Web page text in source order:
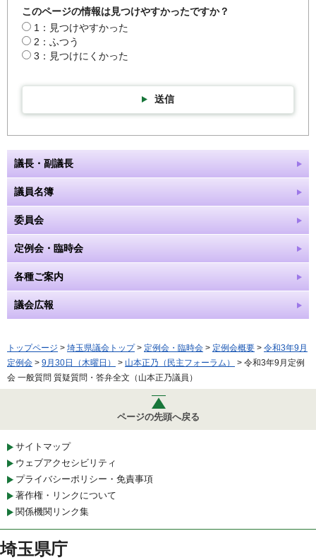
このページの情報は見つけやすかったですか？
1：見つけやすかった
2：ふつう
3：見つけにくかった
送信
議長・副議長
議員名簿
委員会
定例会・臨時会
各種ご案内
議会広報
トップページ > 埼玉県議会トップ> 定例会・臨時会 > 定例会概要 > 令和3年9月
定例会 > 9月30日（木曜日） > 山本正乃（民主フォーラム）
> 令和3年9月定例
会 一般質問 質疑質問・答弁全文（山本正乃議員）
ページの先頭へ戻る
サイトマップ
ウェブアクセシビリティ
プライバシーポリシー・免責事項
著作権・リンクについて
関係機関リンク集
埼玉県庁